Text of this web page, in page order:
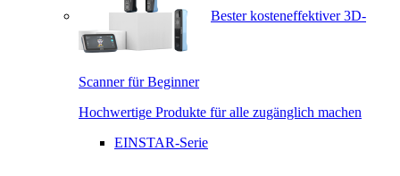
Bester kosteneffektiver 3D-
Scanner für Beginner
Hochwertige Produkte für alle zugänglich machen
EINSTAR-Serie